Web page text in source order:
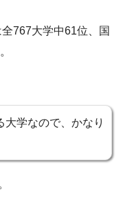
767大学中61位、国
大学なので、かなり